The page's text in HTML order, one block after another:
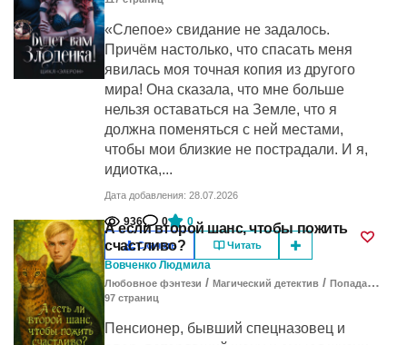
«Слепое» свидание не задалось.
Причём настолько, что спасать меня
явилась моя точная копия из другого
мира! Она сказала, что мне больше
нельзя оставаться на Земле, что я
должна поменяться с ней местами,
чтобы мои близкие не пострадали. И я,
идиотка,...
Дата добавления: 28.07.2026
936 0 0
Скачать Читать
А если второй шанс, чтобы пожить
счастливо?
Вовченко Людмила
Любовное фэнтези / Магический детектив / Попаданцы в другие миры
97 cтраниц
Пенсионер, бывший спецназовец и